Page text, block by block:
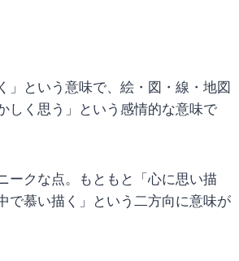
」という意味で、絵・図・線・地図
しく思う」という感情的な意味で
ークな点。もともと「心に思い描
で慕い描く」という二方向に意味が